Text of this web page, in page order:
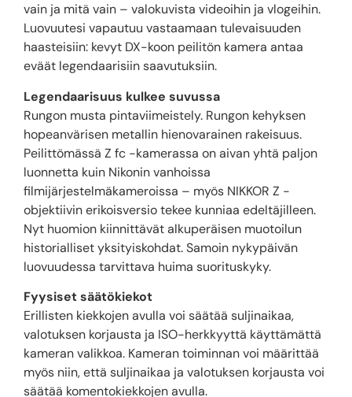
vain ja mitä vain – valokuvista videoihin ja vlogeihin.
Luovuutesi vapautuu vastaamaan tulevaisuuden
haasteisiin: kevyt DX-koon peilitön kamera antaa
eväät legendaarisiin saavutuksiin.
Legendaarisuus kulkee suvussa
Rungon musta pintaviimeistely. Rungon kehyksen
hopeanvärisen metallin hienovarainen rakeisuus.
Peilittömässä Z fc -kamerassa on aivan yhtä paljon
luonnetta kuin Nikonin vanhoissa
filmijärjestelmäkameroissa – myös NIKKOR Z -
objektiivin erikoisversio tekee kunniaa edeltäjilleen.
Nyt huomion kiinnittävät alkuperäisen muotoilun
historialliset yksityiskohdat. Samoin nykypäivän
luovuudessa tarvittava huima suorituskyky.
Fyysiset säätökiekot
Erillisten kiekkojen avulla voi säätää suljinaikaa,
valotuksen korjausta ja ISO-herkkyyttä käyttämättä
kameran valikkoa. Kameran toiminnan voi määrittää
myös niin, että suljinaikaa ja valotuksen korjausta voi
säätää komentokiekkojen avulla.